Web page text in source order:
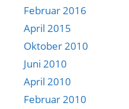
Februar 2016
April 2015
Oktober 2010
Juni 2010
April 2010
Februar 2010